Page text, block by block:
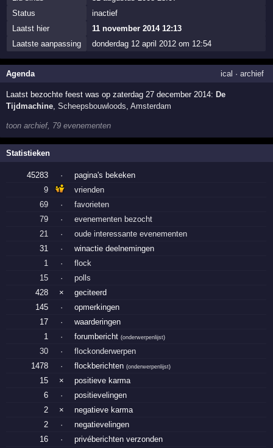
Status
inactief
Laatst hier
11 november 2014 12:13
Laatste aanpassing
donderdag 12 april 2012 om 12:54
Agenda ical · archief
Laatst bezochte feest was op zaterdag 27 december 2014: De
Tijdmachine,Scheepsbouwloods,Amsterdam
toon archief, 79 evenementen
Statistieken
45283 ·
pagina's bekeken
9
vrienden
69
·
favorieten
79
·
evenementen bezocht
21
·
oude interessante evenementen
31
·
winactie deelnemingen
1
·
flock
15
·
polls
428
×
geciteerd
145
·
opmerkingen
17
·
waarderingen
1
· forumbericht(onderwerpenlijst)
30 ·
flockonderwerpen
1478
· flockberichten(onderwerpenlijst)
15 ×
positieve karma
6
·
positievelingen
2
×
negatieve karma
2
·
negatievelingen
16
· privéberichten verzonden